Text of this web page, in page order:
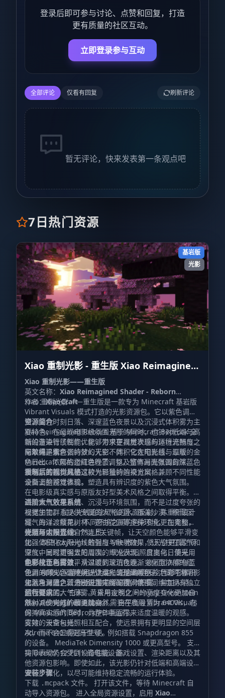
登录后即可参与讨论、点赞和回复，打造
更有质量的社区互动。
立即登录参与互动
全部评论 仅看有回复 刷新评论
暂无评论，快来发表第一条观点吧
7日热门资源
基岩版
光影
Xiao 重制光影 - 重生版 Xiao Reimagined
Shader - Reborn
Xiao 重制光影——重生版
英文名称： Xiao Reimagined Shader - Reborn
作者：XiaoCraft
Xiao 重制光影——重生版是一款专为 Minecraft 基岩版
Vibrant Visuals 模式打造的光影资源包。它以紫色调天
空、金色时刻日落、深邃蓝色夜景以及沉浸式体积雾为主
要特色，在呈现电影级氛围光照的同时，也针对低端与高
端设备进行了性能优化，力求在视觉表现与运行流畅度之
间取得平衡。
资源简介
Xiao Reimagined Reborn 基于 Minecraft Bedrock 全
新的渲染管线制作，能够带来更具层次感的环境光照与天
空效果。紫色调的梦幻天空、体积化太阳光线、温暖的金
色日出、浓郁的橙红色晚霞，以及富有月光氛围的深蓝色
夜晚，共同构成了这款光影独特的视觉风格。
与单纯追求夸张特效的光影不同，它在电影感与原版
Minecraft 风格之间进行了调整。整体画面强调自然、沉
浸与氛围感，并通过较为轻量的渲染方案，兼顾不同性能
设备上的游戏体验。
重制后的视觉风格
全面调整视觉表现，塑造具有辨识度的紫色大气氛围。
在电影级真实感与原版友好型美术风格之间取得平衡。
画面重点放在自然、沉浸与环境氛围，而不是过度夸张的
视觉加工。 加入光线追踪风格的水面反射，并重新设计
雾气的过渡效果。 不同环境之间的色彩变化更加柔和，
使场景切换显得自然连贯。
进阶大气效果系统
根据生物群系提供专属的大气设置，覆盖沙漠、积雪区
域、海洋、樱花树林、苍白花园等多种环境。 在完整昼
夜循环中设置 15 个以上关键帧，让天空颜色能够平滑变
化。 改进 Rayleigh 散射与 Mie 散射，使天空更具空间
深度，同时增强太阳周围的辉光表现。 日出与日落采用
电影化色彩过渡，从温暖的琥珀色逐渐变化至浓郁的红
色。 夜晚以深蓝色月光为主，配合鲜明天空色彩与体积
化蓝色月光，营造出更加丰富的夜间氛围。
光照与太阳光线
加强体积化太阳光线的强度与散射效果，让光柱在雾气和
空气中呈现更明显的层次。 优化太阳照度变化，使光线
能够从金色白昼平滑过渡到深沉夜晚。 夜间加入带有蓝
色调的月光，为环境提供柔和的基础照明。 针对下界、
末地与深暗之域分别设置光照配置，使不同维度拥有独立
的视觉氛围。 白天、黄昏与夜晚之间的亮度变化更加自
然，减少突兀的画面跳变。
色彩校正与雾效
使用 ACES 色调映射，让高光呈现温暖色彩，同时为阴影
加入冷调蓝色。 根据生物群系调整体积雾，并加入带有
蓝色倾向的大气薄雾。 采用定制化 Henyey-Greenstein
散射，使光线扩散更加自然。 白平衡设置为 6400K，在
保持真实感的同时，为整体画面带来适度温暖的观感。
雾效、天空与光照相互配合，使远景拥有更明显的空间层
次，而不会显得过于生硬。
运行要求
Xiao Reimagined Reborn 需要在启用 Vibrant Visuals
的 Minecraft Bedrock/PE 中运行。
支持的设备包括：
Adreno 640 或更高型号，例如搭载 Snapdragon 855
的设备。 MediaTek Dimensity 1000 或更高型号。 支
持 DirectX 12 FL11 的电脑设备。
实际表现仍会受到设备性能、游戏设置、渲染距离以及其
他资源包影响。即使如此，该光影仍针对低端和高端设备
进行了优化，以尽可能维持稳定流畅的运行体验。
安装步骤
下载 .mcpack 文件。 打开该文件，等待 Minecraft 自
动导入资源包。 进入全局资源设置，启用 Xiao